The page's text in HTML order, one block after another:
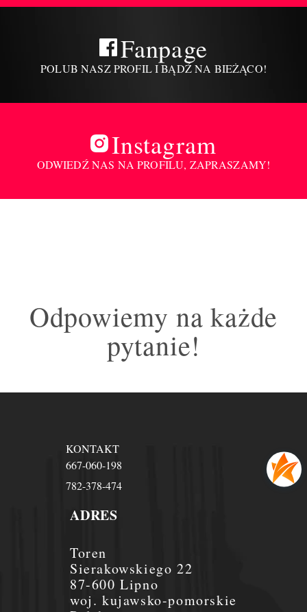
Fanpage
POLUB NASZ PROFIL I BĄDŹ NA BIEŻĄCO!
Instagram
ODWIEDŹ NAS NA PROFILU, ZAPRASZAMY!
Odpowiemy na każde
pytanie!
ADRES
Toren
Sierakowskiego 22
87-600 Lipno
woj. kujawsko-pomorskie
KONTAKT
667-060-198
782-378-474